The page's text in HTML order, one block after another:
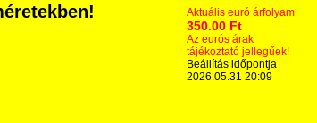
Aktuális euró árfolyam
350.00 Ft
Az eurós árak
tájékoztató jellegűek!
Beállítás időpontja
2026.05.31 20:09